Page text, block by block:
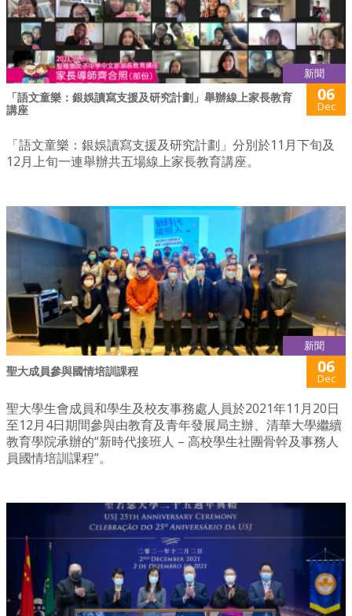
新聞
「語文童樂：銀娛讀寫支援及研究計劃」舉辦線上家長教育
講座
06
Dec
「語文童樂：銀娛讀寫支援及研究計劃」分別於11月下旬及
12月上旬一連舉辦共五場線上家長教育講座。
新聞
聖大成員參與國情培訓課程 06
Dec
聖大學生會成員和學生及校友事務處人員於2021年11月20日
至12月4日期間參與由教育及青年發展局主辦、清華大學繼續
教育學院承辦的“新時代接班人 – 高校學生社團骨幹及事務人
員國情培訓課程”。